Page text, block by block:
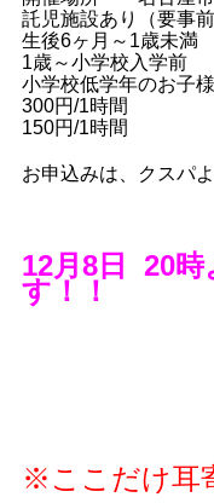
託児施設あり（要事
生後6ヶ月～1歳未満
1歳～小学校入学前
小学校低学年のお子
300円/1時間
150円/1時間
お申込みは、クスパ
12月8日 20時
す！！
※ここだけ耳